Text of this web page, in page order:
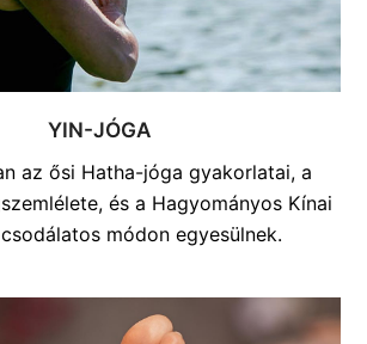
YIN-JÓGA
az ősi Hatha-jóga gyakorlatai, a
és a Hagyományos Kínai
módon egyesülnek.